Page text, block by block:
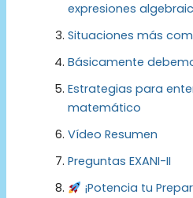
expresiones
Situaciones más
Básicamente
Estrategias para
matemático
Vídeo Resumen
Preguntas EXANI-II
¡Potencia tu